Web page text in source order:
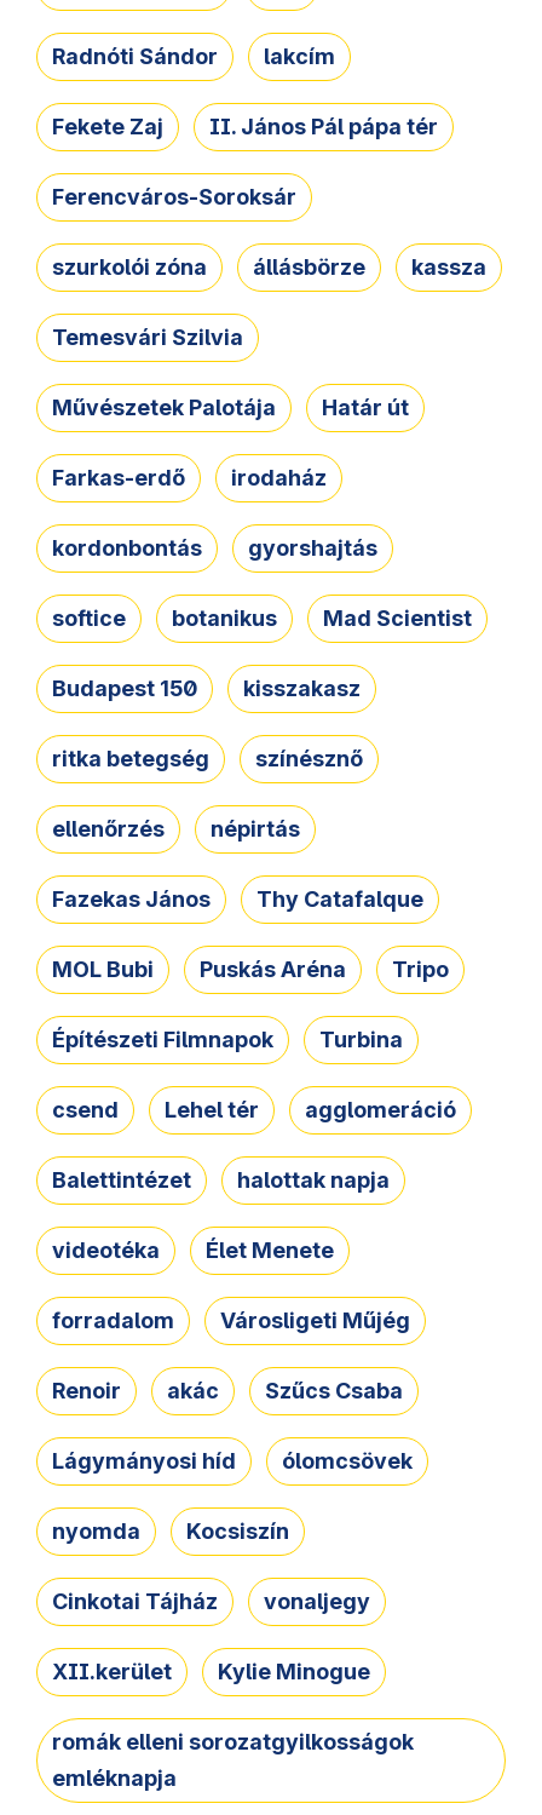
Radnóti Sándor lakcím
Fekete Zaj II. János Pál pápa tér
Ferencváros-Soroksár
szurkolói zóna állásbörze kassza
Temesvári Szilvia
Művészetek Palotája Határ út
Farkas-erdő irodaház
kordonbontás gyorshajtás
softice botanikus Mad Scientist
Budapest 150 kisszakasz
ritka betegség színésznő
ellenőrzés népirtás
Fazekas János Thy Catafalque
MOL Bubi Puskás Aréna Tripo
Építészeti Filmnapok Turbina
csend Lehel tér agglomeráció
Balettintézet halottak napja
videotéka Élet Menete
forradalom Városligeti Műjég
Renoir akác Szűcs Csaba
Lágymányosi híd ólomcsövek
nyomda Kocsiszín
Cinkotai Tájház vonaljegy
XII.kerület Kylie Minogue
romák elleni sorozatgyilkosságok
emléknapja